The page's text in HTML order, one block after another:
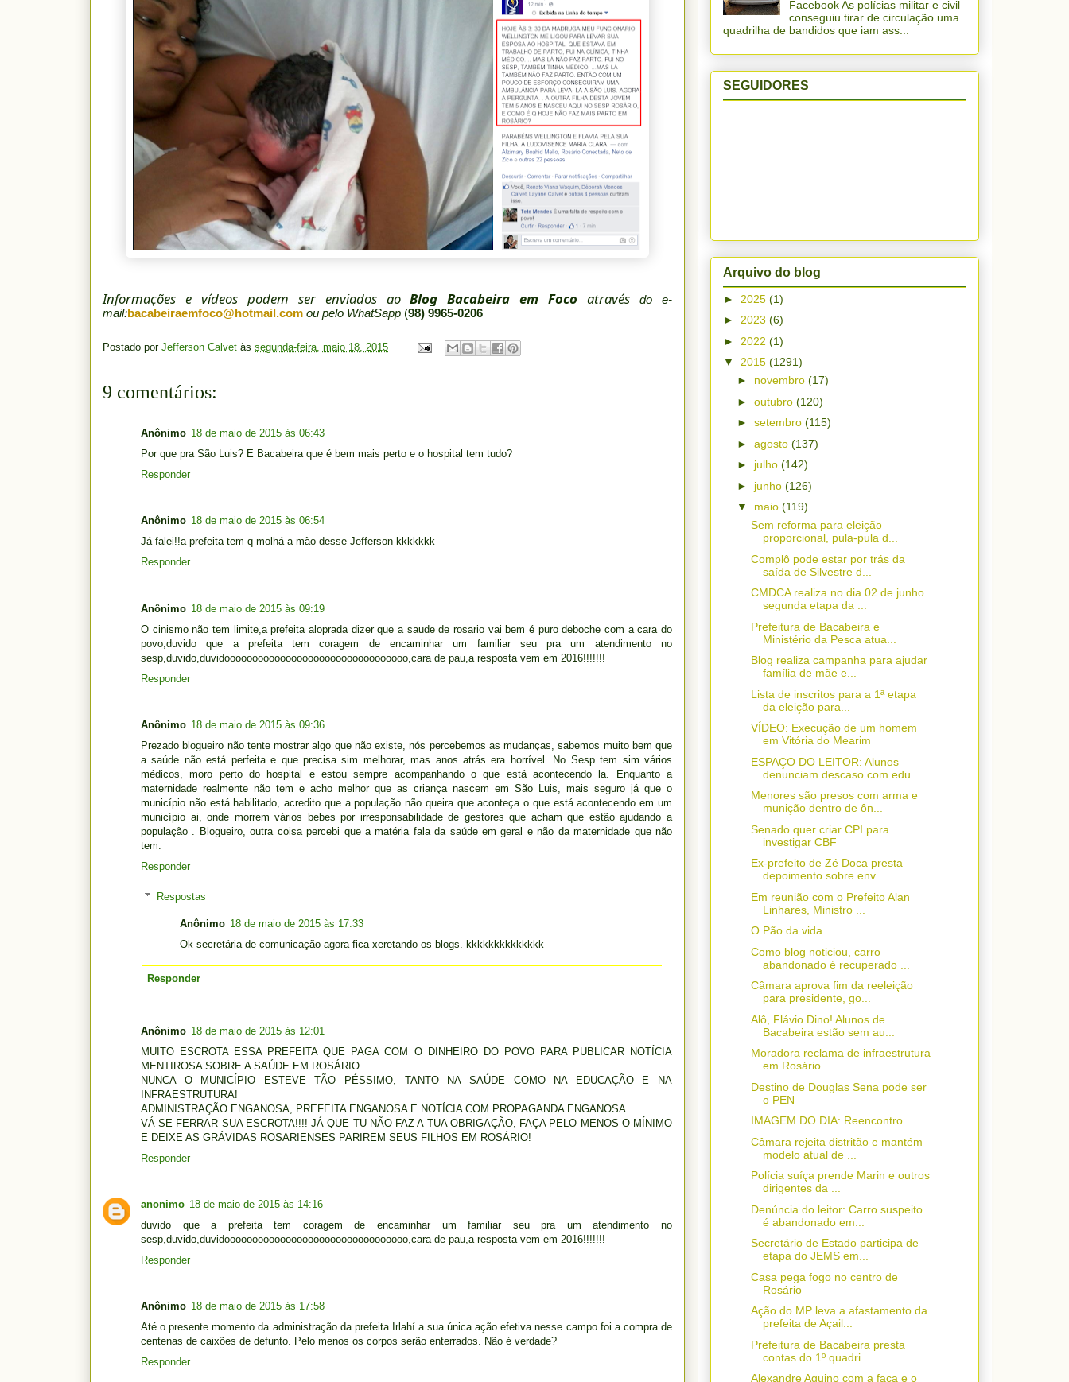
Informações e vídeos podem ser enviados aoBlog Bacabeira em Foco através
do e-
mail:bacabeiraemfoco@hotmail.com ou pelo WhatSapp (98) 9965-0206
Postado por Jefferson Calvet às segunda-feira, maio 18, 2015
9 comentários:
Anônimo 18 de maio de 2015 às 06:43
Por que pra São Luis? E Bacabeira que é bem mais perto e o hospital tem tudo?
Responder
Anônimo 18 de maio de 2015 às 06:54
Já falei!!a prefeita tem q molhá a mão desse Jefferson kkkkkkk
Responder
Anônimo 18 de maio de 2015 às 09:19
O cinismo não tem limite,a prefeita aloprada dizer que a saude de rosario vai bem é puro deboche com a cara do
povo,duvido que a prefeita tem coragem de encaminhar um familiar seu pra um atendimento no
sesp,duvido,duvidooooooooooooooooooooooooooooooooo,cara de pau,a resposta vem em 2016!!!!!!!
Responder
Anônimo 18 de maio de 2015 às 09:36
Prezado blogueiro não tente mostrar algo que não existe, nós percebemos as mudanças, sabemos muito bem que
a saúde não está perfeita e que precisa sim melhorar, mas anos atrás era horrível. No Sesp tem sim vários
médicos, moro perto do hospital e estou sempre acompanhando o que está acontecendo la. Enquanto a
maternidade realmente não tem e acho melhor que as criança nascem em São Luis, mais seguro já que o
município não está habilitado, acredito que a população não queira que aconteça o que está acontecendo em um
município ai, onde morrem vários bebes por irresponsabilidade de gestores que acham que estão ajudando a
população . Blogueiro, outra coisa percebi que a matéria fala da saúde em geral e não da maternidade que não
tem.
Responder
Respostas
Anônimo 18 de maio de 2015 às 17:33
Ok secretária de comunicação agora fica xeretando os blogs. kkkkkkkkkkkkkk
Responder
Anônimo 18 de maio de 2015 às 12:01
MUITO ESCROTA ESSA PREFEITA QUE PAGA COM O DINHEIRO DO POVO PARA PUBLICAR NOTÍCIA
MENTIROSA SOBRE A SAÚDE EM ROSÁRIO.
NUNCA O MUNICÍPIO ESTEVE TÃO PÉSSIMO, TANTO NA SAÚDE COMO NA EDUCAÇÃO E NA
INFRAESTRUTURA!
ADMINISTRAÇÃO ENGANOSA, PREFEITA ENGANOSA E NOTÍCIA COM PROPAGANDA ENGANOSA.
VÁ SE FERRAR SUA ESCROTA!!!! JÁ QUE TU NÃO FAZ A TUA OBRIGAÇÃO, FAÇA PELO MENOS O MÍNIMO
E DEIXE AS GRÁVIDAS ROSARIENSES PARIREM SEUS FILHOS EM ROSÁRIO!
Responder
anonimo 18 de maio de 2015 às 14:16
duvido que a prefeita tem coragem de encaminhar um familiar seu pra um atendimento no
sesp,duvido,duvidooooooooooooooooooooooooooooooooo,cara de pau,a resposta vem em 2016!!!!!!!
Responder
Anônimo 18 de maio de 2015 às 17:58
Até o presente momento da administração da prefeita Irlahí a sua única ação efetiva nesse campo foi a compra de
centenas de caixões de defunto. Pelo menos os corpos serão enterrados. Não é verdade?
Responder
Facebook As polícias militar e civil
conseguiu tirar de circulação uma
quadrilha de bandidos que iam ass...
SEGUIDORES
Arquivo do blog
► 2025 (1)
► 2023 (6)
► 2022 (1)
▼ 2015 (1291)
► novembro (17)
► outubro (120)
► setembro (115)
► agosto (137)
► julho (142)
► junho (126)
▼ maio (119)
Sem reforma para eleição
proporcional, pula-pula d...
Complô pode estar por trás da
saída de Silvestre d...
CMDCA realiza no dia 02 de junho
segunda etapa da ...
Prefeitura de Bacabeira e
Ministério da Pesca atua...
Blog realiza campanha para ajudar
família de mãe e...
Lista de inscritos para a 1ª etapa
da eleição para...
VÍDEO: Execução de um homem
em Vitória do Mearim
ESPAÇO DO LEITOR: Alunos
denunciam descaso com edu...
Menores são presos com arma e
munição dentro de ôn...
Senado quer criar CPI para
investigar CBF
Ex-prefeito de Zé Doca presta
depoimento sobre env...
Em reunião com o Prefeito Alan
Linhares, Ministro ...
O Pão da vida...
Como blog noticiou, carro
abandonado é recuperado ...
Câmara aprova fim da reeleição
para presidente, go...
Alô, Flávio Dino! Alunos de
Bacabeira estão sem au...
Moradora reclama de infraestrutura
em Rosário
Destino de Douglas Sena pode ser
o PEN
IMAGEM DO DIA: Reencontro...
Câmara rejeita distritão e mantém
modelo atual de ...
Polícia suíça prende Marin e outros
dirigentes da ...
Denúncia do leitor: Carro suspeito
é abandonado em...
Secretário de Estado participa de
etapa do JEMS em...
Casa pega fogo no centro de
Rosário
Ação do MP leva a afastamento da
prefeita de Açail...
Prefeitura de Bacabeira presta
contas do 1º quadri...
Alexandre Aquino com a faca e o